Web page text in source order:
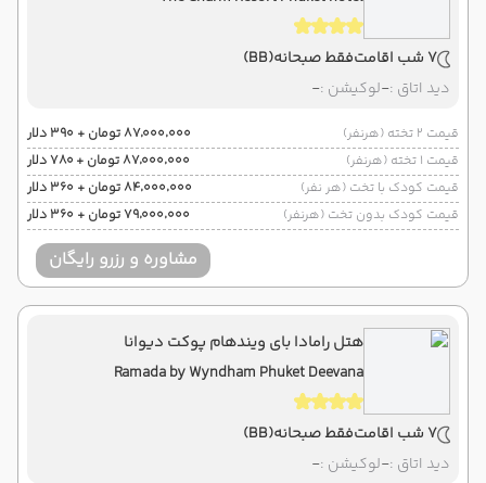
7 شب اقامت فقط صبحانه(BB)
دید اتاق :-لوکیشن :-
قیمت 2 تخته (هرنفر)
۸۷٬۰۰۰٬۰۰۰ تومان + ۳۹۰ دلار
قیمت 1 تخته (هرنفر)
۸۷٬۰۰۰٬۰۰۰ تومان + ۷۸۰ دلار
قیمت کودک با تخت (هر نفر)
۸۴٬۰۰۰٬۰۰۰ تومان + ۳۶۰ دلار
قیمت کودک بدون تخت (هرنفر)
۷۹٬۰۰۰٬۰۰۰ تومان + ۳۶۰ دلار
مشاوره و رزرو رایگان
هتل رامادا بای ویندهام پوکت دیوانا
Ramada by Wyndham Phuket Deevana
7 شب اقامت فقط صبحانه(BB)
دید اتاق :-لوکیشن :-